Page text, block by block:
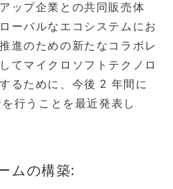
ップ企業との共同販売体
ーバルなエコシステムにお
進のための新たなコラボレ
てマイクロソフトテクノロ
るために、今後 2 年間に
行うことを最近発表し
ムの構築: